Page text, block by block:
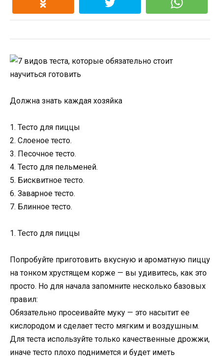
Должна знать каждая хозяйка
1. Тесто для пиццы
2. Слоеное тесто.
3. Песочное тесто.
4. Тесто для пельменей.
5. Бисквитное тесто.
6. Заварное тесто.
7. Блинное тесто.
1. Тесто для пиццы
Попробуйте приготовить вкусную и ароматную пиццу
на тонком хрустящем корже — вы удивитесь, как это
просто. Но для начала запомните несколько базовых
правил:
Обязательно просеивайте муку — это насытит ее
кислородом и сделает тесто мягким и воздушным.
Для теста используйте только качественные дрожжи,
иначе тесто плохо поднимется и будет иметь